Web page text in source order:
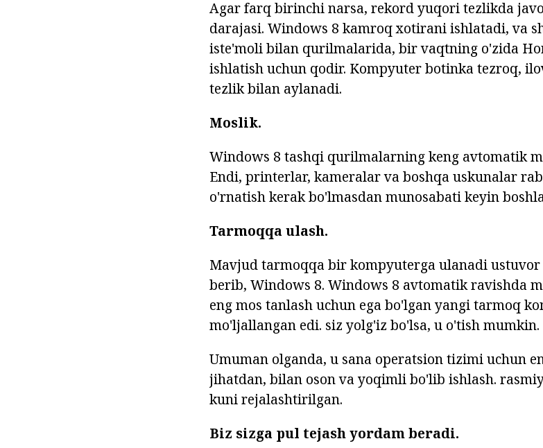
Agar farq birinchi narsa, rekord yuqori tezlikda
darajasi. Windows 8 kamroq xotirani ishlatadi, va
iste'moli bilan qurilmalarida, bir vaqtning o'zida
ishlatish uchun qodir. Kompyuter botinka tezroq,
tezlik bilan aylanadi.
Moslik.
Windows 8 tashqi qurilmalarning keng avtomatik
Endi, printerlar, kameralar va boshqa uskunalar
o'rnatish kerak bo'lmasdan munosabati keyin
Tarmoqqa ulash.
Mavjud tarmoqqa bir kompyuterga ulanadi
berib, Windows 8. Windows 8 avtomatik ravishda
eng mos tanlash uchun ega bo'lgan yangi tarmoq
mo'ljallangan edi. siz yolg'iz bo'lsa, u o'tish mumkin.
Umuman olganda, u sana operatsion tizimi uchun
jihatdan, bilan oson va yoqimli bo'lib ishlash.
kuni rejalashtirilgan.
Biz sizga pul tejash yordam beradi.